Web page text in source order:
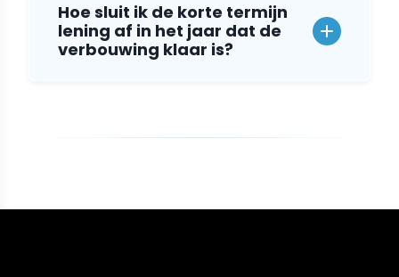
Hoe sluit ik de korte termijn
lening af in het jaar dat de
verbouwing klaar is?